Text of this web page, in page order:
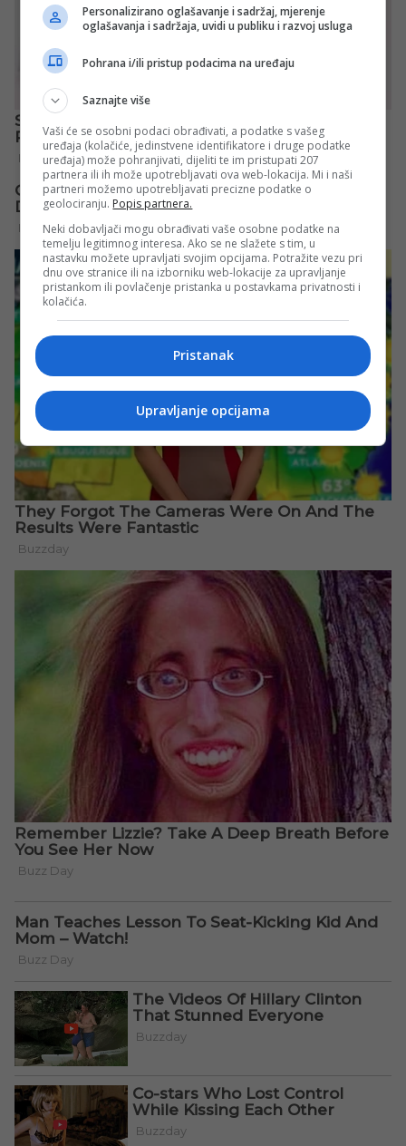
Personalizirano oglašavanje i sadržaj, mjerenje
oglašavanja i sadržaja, uvidi u publiku i razvoj usluga
Pohrana i/ili pristup podacima na uređaju
Saznajte više
Vaši će se osobni podaci obrađivati, a podatke s vašeg
uređaja (kolačiće, jedinstvene identifikatore i druge podatke
uređaja) može pohranjivati, dijeliti te im pristupati 207
partnera ili ih može upotrebljavati ova web-lokacija. Mi i naši
partneri možemo upotrebljavati precizne podatke o
geolociranju. Popis partnera.
Neki dobavljači mogu obrađivati vaše osobne podatke na
temelju legitimnog interesa. Ako se ne slažete s tim, u
nastavku možete upravljati svojim opcijama. Potražite vezu pri
dnu ove stranice ili na izborniku web-lokacije za upravljanje
pristankom ili povlačenje pristanka u postavkama privatnosti i
kolačića.
Pristanak
Upravljanje opcijama